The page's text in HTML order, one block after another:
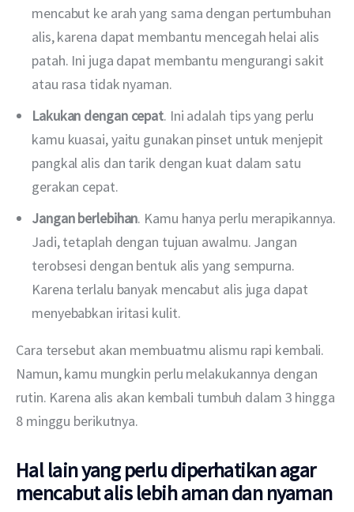
mencabut ke arah yang sama dengan pertumbuhan
alis, karena dapat membantu mencegah helai alis
patah. Ini juga dapat membantu mengurangi sakit
atau rasa tidak nyaman.
Lakukan dengan cepat. Ini adalah tips yang perlu
kamu kuasai, yaitu gunakan pinset untuk menjepit
pangkal alis dan tarik dengan kuat dalam satu
gerakan cepat.
Jangan berlebihan. Kamu hanya perlu merapikannya.
Jadi, tetaplah dengan tujuan awalmu. Jangan
terobsesi dengan bentuk alis yang sempurna.
Karena terlalu banyak mencabut alis juga dapat
menyebabkan iritasi kulit.
Cara tersebut akan membuatmu alismu rapi kembali.
Namun, kamu mungkin perlu melakukannya dengan
rutin. Karena alis akan kembali tumbuh dalam 3 hingga
8 minggu berikutnya.
Hal lain yang perlu diperhatikan agar
mencabut alis lebih aman dan nyaman